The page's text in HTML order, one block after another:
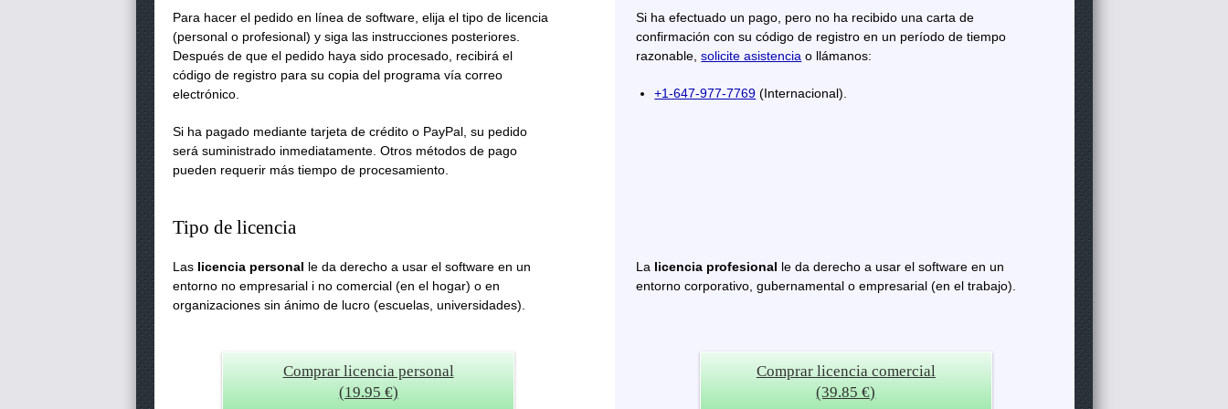
Para hacer el pedido en línea de software, elija el tipo de licencia
(personal o profesional) y siga las instrucciones posteriores.
Después de que el pedido haya sido procesado, recibirá el
código de registro para su copia del programa vía correo
electrónico.
Si ha pagado mediante tarjeta de crédito o PayPal, su pedido
será suministrado inmediatamente. Otros métodos de pago
pueden requerir más tiempo de procesamiento.
Si ha efectuado un pago, pero no ha recibido una carta de
confirmación con su código de registro en un período de tiempo
razonable,solicite asistencia o llámanos:
+1-647-977-7769 (Internacional).
Tipo de licencia
Las licencia personal le da derecho a usar el software en un
entorno no empresarial i no comercial (en el hogar) o en
organizaciones sin ánimo de lucro (escuelas, universidades).
La licencia profesional le da derecho a usar el software en un
entorno corporativo, gubernamental o empresarial (en el trabajo).
Comprar licencia personal
(19.95 €)
Comprar licencia comercial
(39.85 €)